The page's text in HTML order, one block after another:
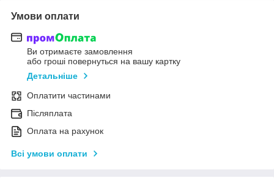
Умови оплати
Ви отримаєте замовлення
або гроші повернуться на вашу картку
Детальніше
Оплатити частинами
Післяплата
Оплата на рахунок
Всі умови оплати